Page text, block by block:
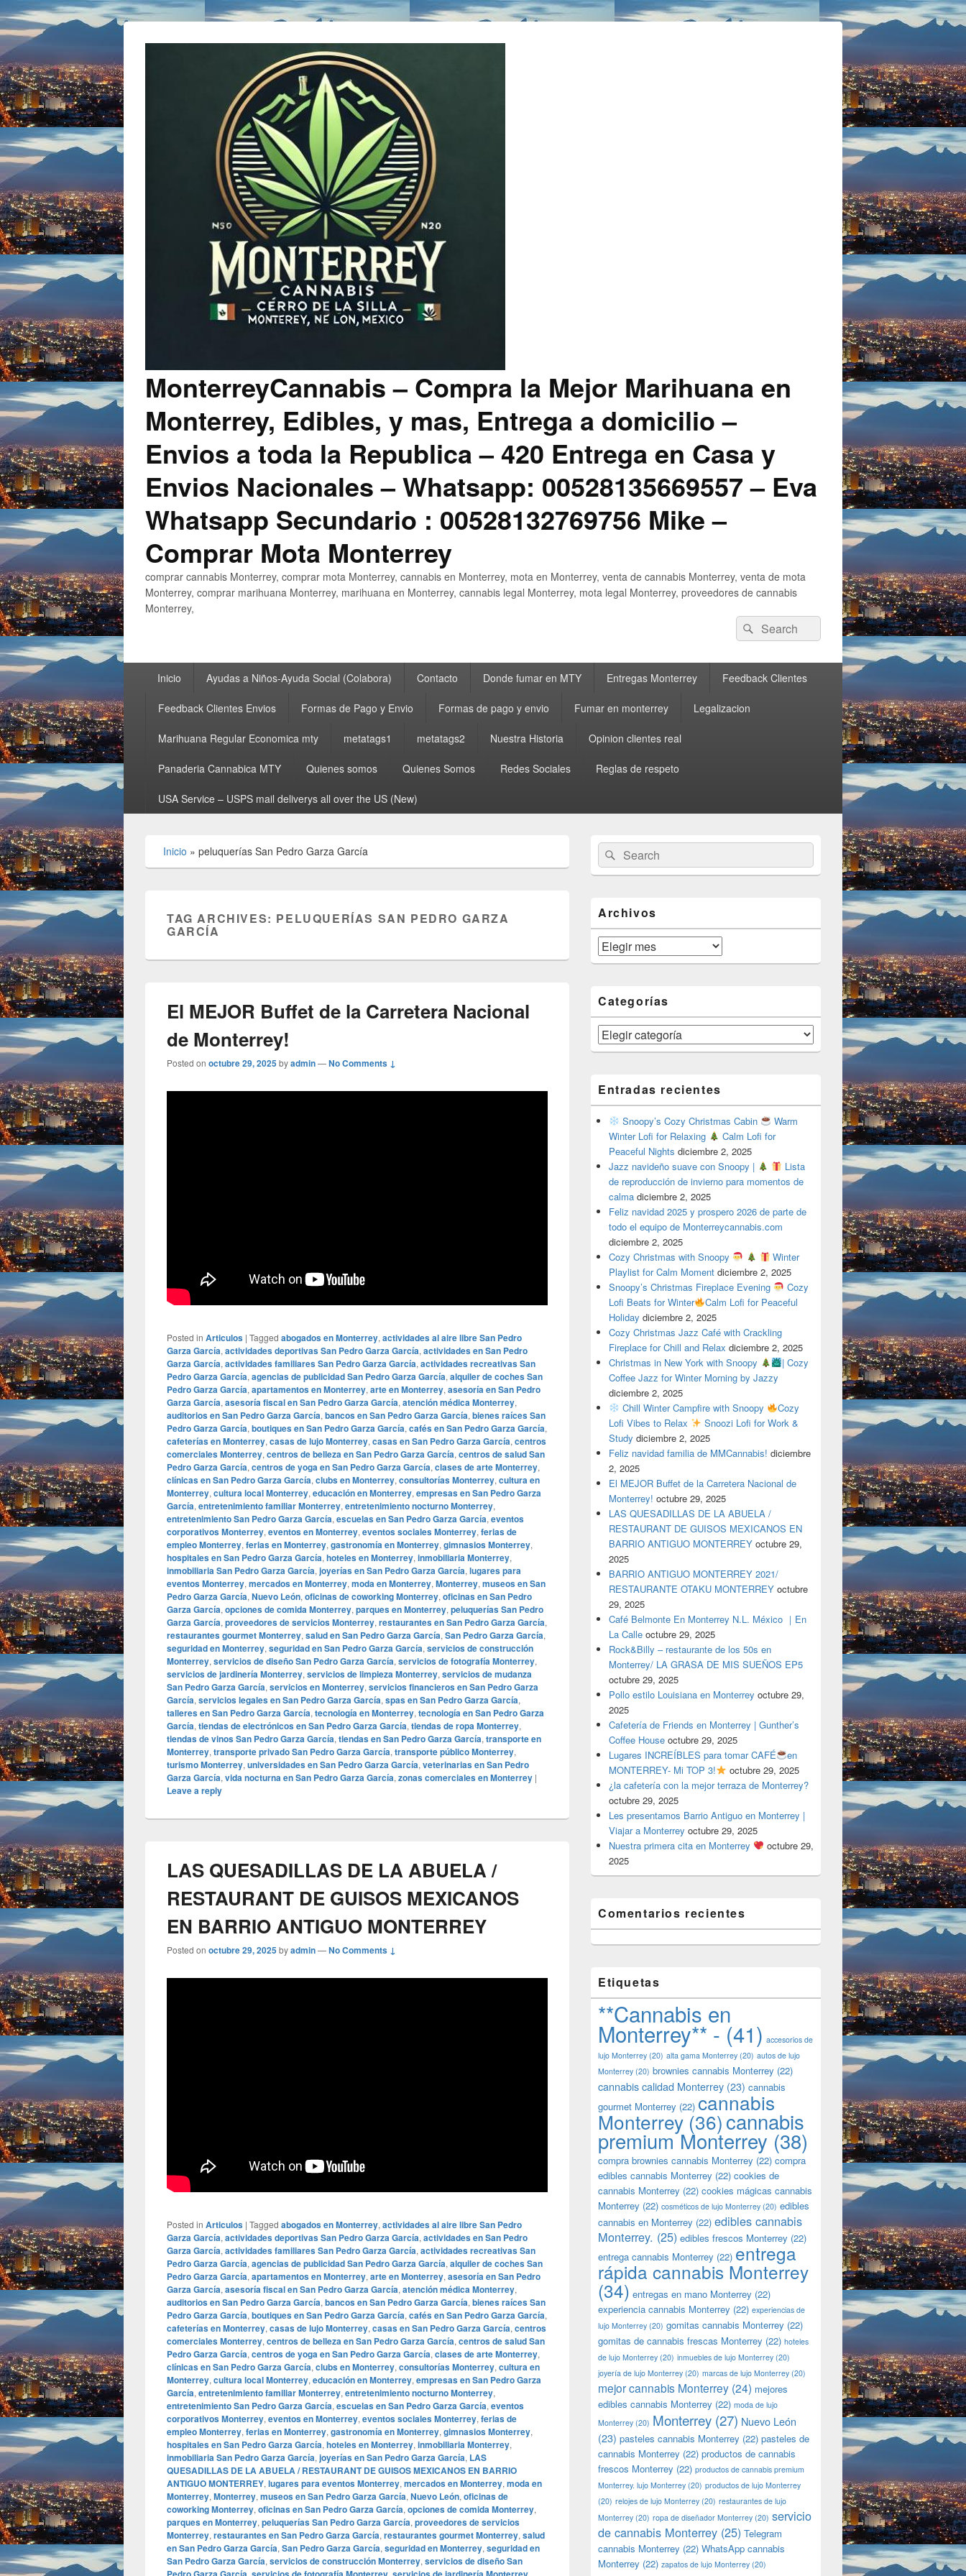
MonterreyCannabis – Compra la Mejor Marihuana en
Monterrey, Edibles, y mas, Entrega a domicilio –
Envios a toda la Republica – 420 Entrega en Casa y
Envios Nacionales – Whatsapp: 00528135669557 – Eva
Whatsapp Secundario : 00528132769756 Mike –
Comprar Mota Monterrey
comprar cannabis Monterrey, comprar mota Monterrey, cannabis en Monterrey, mota en Monterrey, venta de cannabis Monterrey, venta de mota
Monterrey, comprar marihuana Monterrey, marihuana en Monterrey, cannabis legal Monterrey, mota legal Monterrey, proveedores de cannabis
Monterrey,
Search
for:
Search
Inicio Ayudas a Niños-Ayuda Social (Colabora) Contacto Donde fumar en MTY Entregas Monterrey Feedback Clientes
Feedback Clientes Envios Formas de Pago y Envio Formas de pago y envio Fumar en monterrey Legalizacion
Marihuana Regular Economica mty metatags1 metatags2 Nuestra Historia Opinion clientes real
Panaderia Cannabica MTY Quienes somos Quienes Somos Redes Sociales Reglas de respeto
USA Service – USPS mail deliverys all over the US (New)
Inicio » peluquerías San Pedro Garza García
TAG ARCHIVES: PELUQUERÍAS SAN PEDRO GARZA
GARCÍA
El MEJOR Buffet de la Carretera Nacional
de Monterrey!
Posted on octubre 29, 2025byadmin—No Comments ↓
Posted in Articulos | Tagged abogados en Monterrey, actividades al aire libre San Pedro
Garza García, actividades deportivas San Pedro Garza García, actividades en San Pedro
Garza García, actividades familiares San Pedro Garza García, actividades recreativas San
Pedro Garza García, agencias de publicidad San Pedro Garza García, alquiler de coches San
Pedro Garza García, apartamentos en Monterrey, arte en Monterrey, asesoría en San Pedro
Garza García, asesoría fiscal en San Pedro Garza García, atención médica Monterrey,
auditorios en San Pedro Garza García, bancos en San Pedro Garza García, bienes raíces San
Pedro Garza García, boutiques en San Pedro Garza García, cafés en San Pedro Garza García,
cafeterías en Monterrey, casas de lujo Monterrey, casas en San Pedro Garza García, centros
comerciales Monterrey, centros de belleza en San Pedro Garza García, centros de salud San
Pedro Garza García, centros de yoga en San Pedro Garza García, clases de arte Monterrey,
clínicas en San Pedro Garza García, clubs en Monterrey, consultorías Monterrey, cultura en
Monterrey, cultura local Monterrey, educación en Monterrey, empresas en San Pedro Garza
García, entretenimiento familiar Monterrey, entretenimiento nocturno Monterrey,
entretenimiento San Pedro Garza García, escuelas en San Pedro Garza García, eventos
corporativos Monterrey, eventos en Monterrey, eventos sociales Monterrey, ferias de
empleo Monterrey, ferias en Monterrey, gastronomía en Monterrey, gimnasios Monterrey,
hospitales en San Pedro Garza García, hoteles en Monterrey, inmobiliaria Monterrey,
inmobiliaria San Pedro Garza García, joyerías en San Pedro Garza García, lugares para
eventos Monterrey, mercados en Monterrey, moda en Monterrey, Monterrey, museos en San
Pedro Garza García, Nuevo León, oficinas de coworking Monterrey, oficinas en San Pedro
Garza García, opciones de comida Monterrey, parques en Monterrey, peluquerías San Pedro
Garza García, proveedores de servicios Monterrey, restaurantes en San Pedro Garza García,
restaurantes gourmet Monterrey, salud en San Pedro Garza García, San Pedro Garza García,
seguridad en Monterrey, seguridad en San Pedro Garza García, servicios de construcción
Monterrey, servicios de diseño San Pedro Garza García, servicios de fotografía Monterrey,
servicios de jardinería Monterrey, servicios de limpieza Monterrey, servicios de mudanza
San Pedro Garza García, servicios en Monterrey, servicios financieros en San Pedro Garza
García, servicios legales en San Pedro Garza García, spas en San Pedro Garza García,
talleres en San Pedro Garza García, tecnología en Monterrey, tecnología en San Pedro Garza
García, tiendas de electrónicos en San Pedro Garza García, tiendas de ropa Monterrey,
tiendas de vinos San Pedro Garza García, tiendas en San Pedro Garza García, transporte en
Monterrey, transporte privado San Pedro Garza García, transporte público Monterrey,
turismo Monterrey, universidades en San Pedro Garza García, veterinarias en San Pedro
Garza García, vida nocturna en San Pedro Garza García, zonas comerciales en Monterrey |
Leave a reply
LAS QUESADILLAS DE LA ABUELA /
RESTAURANT DE GUISOS MEXICANOS
EN BARRIO ANTIGUO MONTERREY
Posted on octubre 29, 2025byadmin—No Comments ↓
Posted in Articulos | Tagged abogados en Monterrey, actividades al aire libre San Pedro
Garza García, actividades deportivas San Pedro Garza García, actividades en San Pedro
Garza García, actividades familiares San Pedro Garza García, actividades recreativas San
Pedro Garza García, agencias de publicidad San Pedro Garza García, alquiler de coches San
Pedro Garza García, apartamentos en Monterrey, arte en Monterrey, asesoría en San Pedro
Garza García, asesoría fiscal en San Pedro Garza García, atención médica Monterrey,
auditorios en San Pedro Garza García, bancos en San Pedro Garza García, bienes raíces San
Pedro Garza García, boutiques en San Pedro Garza García, cafés en San Pedro Garza García,
cafeterías en Monterrey, casas de lujo Monterrey, casas en San Pedro Garza García, centros
comerciales Monterrey, centros de belleza en San Pedro Garza García, centros de salud San
Pedro Garza García, centros de yoga en San Pedro Garza García, clases de arte Monterrey,
clínicas en San Pedro Garza García, clubs en Monterrey, consultorías Monterrey, cultura en
Monterrey, cultura local Monterrey, educación en Monterrey, empresas en San Pedro Garza
García, entretenimiento familiar Monterrey, entretenimiento nocturno Monterrey,
entretenimiento San Pedro Garza García, escuelas en San Pedro Garza García, eventos
corporativos Monterrey, eventos en Monterrey, eventos sociales Monterrey, ferias de
empleo Monterrey, ferias en Monterrey, gastronomía en Monterrey, gimnasios Monterrey,
hospitales en San Pedro Garza García, hoteles en Monterrey, inmobiliaria Monterrey,
inmobiliaria San Pedro Garza García, joyerías en San Pedro Garza García, LAS
QUESADILLAS DE LA ABUELA / RESTAURANT DE GUISOS MEXICANOS EN BARRIO
ANTIGUO MONTERREY, lugares para eventos Monterrey, mercados en Monterrey, moda en
Monterrey, Monterrey, museos en San Pedro Garza García, Nuevo León, oficinas de
coworking Monterrey, oficinas en San Pedro Garza García, opciones de comida Monterrey,
parques en Monterrey, peluquerías San Pedro Garza García, proveedores de servicios
Monterrey, restaurantes en San Pedro Garza García, restaurantes gourmet Monterrey, salud
en San Pedro Garza García, San Pedro Garza García, seguridad en Monterrey, seguridad en
San Pedro Garza García, servicios de construcción Monterrey, servicios de diseño San
Primary
Sidebar
Widget
Area
Search
for:
Search
Archivos
Archivos
Categorías
Categorías
Entradas recientes
Snoopy’s Cozy Christmas Cabin
Warm
Winter Lofi for Relaxing
Calm Lofi for
Peaceful Nights diciembre 2, 2025
Jazz navideño suave con Snoopy |
Lista
de reproducción de invierno para momentos de
calma diciembre 2, 2025
Feliz navidad 2025 y prospero 2026 de parte de
todo el equipo de Monterreycannabis.com
diciembre 2, 2025
Cozy Christmas with Snoopy
Winter
Playlist for Calm Moment diciembre 2, 2025
Snoopy’s Christmas Fireplace Evening
Cozy
Lofi Beats for Winter
Calm Lofi for Peaceful
Holiday diciembre 2, 2025
Cozy Christmas Jazz Café with Crackling
Fireplace for Chill and Relax diciembre 2, 2025
Christmas in New York with Snoopy
| Cozy
Coffee Jazz for Winter Morning by Jazzy
diciembre 2, 2025
Chill Winter Campfire with Snoopy
Cozy
Lofi Vibes to Relax
Snoozi Lofi for Work &
Study diciembre 2, 2025
Feliz navidad familia de MMCannabis! diciembre
2, 2025
El MEJOR Buffet de la Carretera Nacional de
Monterrey! octubre 29, 2025
LAS QUESADILLAS DE LA ABUELA /
RESTAURANT DE GUISOS MEXICANOS EN
BARRIO ANTIGUO MONTERREY octubre 29,
2025
BARRIO ANTIGUO MONTERREY 2021/
RESTAURANTE OTAKU MONTERREY octubre
29, 2025
Café Belmonte En Monterrey N.L. México ｜En
La Calle octubre 29, 2025
Rock&Billy – restaurante de los 50s en
Monterrey/ LA GRASA DE MIS SUEÑOS EP5
octubre 29, 2025
Pollo estilo Louisiana en Monterrey octubre 29,
2025
Cafetería de Friends en Monterrey | Gunther’s
Coffee House octubre 29, 2025
Lugares INCREÍBLES para tomar CAFÉ
en
MONTERREY- Mi TOP 3!
octubre 29, 2025
¿la cafetería con la mejor terraza de Monterrey?
octubre 29, 2025
Les presentamos Barrio Antiguo en Monterrey |
Viajar a Monterrey octubre 29, 2025
Nuestra primera cita en Monterrey
octubre 29,
2025
Comentarios recientes
Etiquetas
**Cannabis en
Monterrey** - (41) accesorios de
lujo Monterrey (20) alta gama Monterrey (20) autos de lujo
Monterrey (20) brownies cannabis Monterrey (22)
cannabis calidad Monterrey (23) cannabis
gourmet Monterrey (22) cannabis
Monterrey (36)cannabis
premium Monterrey (38)
compra brownies cannabis Monterrey (22) compra
edibles cannabis Monterrey (22) cookies de
cannabis Monterrey (22) cookies mágicas cannabis
Monterrey (22) cosméticos de lujo Monterrey (20) edibles
cannabis en Monterrey (22) edibles cannabis
Monterrey. (25) edibles frescos Monterrey (22)
entrega cannabis Monterrey (22) entrega
rápida cannabis Monterrey
(34) entregas en mano Monterrey (22)
experiencia cannabis Monterrey (22) experiencias de
lujo Monterrey (20) gomitas cannabis Monterrey (22)
gomitas de cannabis frescas Monterrey (22) hoteles
de lujo Monterrey (20) inmuebles de lujo Monterrey (20)
joyería de lujo Monterrey (20) marcas de lujo Monterrey (20)
mejor cannabis Monterrey (24) mejores
edibles cannabis Monterrey (22) moda de lujo
Monterrey (20) Monterrey (27) Nuevo León
(23) pasteles cannabis Monterrey (22) pasteles de
cannabis Monterrey (22) productos de cannabis
frescos Monterrey (22) productos de cannabis premium
Monterrey. lujo Monterrey (20) productos de lujo Monterrey
(20) relojes de lujo Monterrey (20) restaurantes de lujo
Monterrey (20) ropa de diseñador Monterrey (20) servicio
de cannabis Monterrey (25) Telegram
cannabis Monterrey (22) WhatsApp cannabis
Monterrey (22) zapatos de lujo Monterrey (20)